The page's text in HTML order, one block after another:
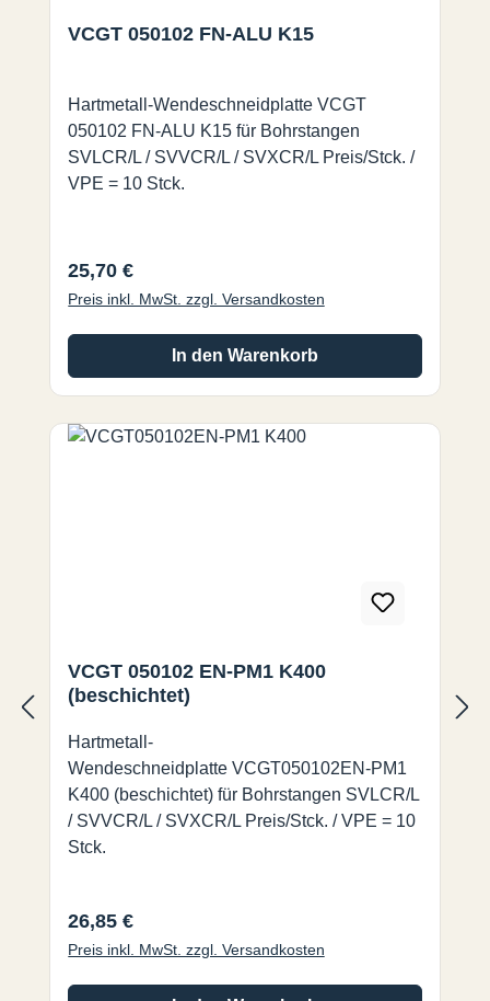
VCGT 050102 FN-ALU K15
Hartmetall-Wendeschneidplatte VCGT
050102 FN-ALU K15 für Bohrstangen
SVLCR/L / SVVCR/L / SVXCR/L Preis/Stck. /
VPE = 10 Stck.
Regulärer Preis:
25,70 €
Preis inkl. MwSt. zzgl. Versandkosten
In den Warenkorb
VCGT 050102 EN-PM1 K400
(beschichtet)
Hartmetall-
Wendeschneidplatte VCGT050102EN-PM1
K400 (beschichtet) für Bohrstangen SVLCR/L
/ SVVCR/L / SVXCR/L Preis/Stck. / VPE = 10
Stck.
Regulärer Preis:
26,85 €
Preis inkl. MwSt. zzgl. Versandkosten